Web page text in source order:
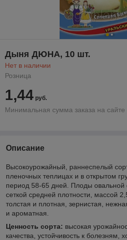
Дыня ДЮНА, 10 шт.
Нет в наличии
Розница
1,44 руб.
Минимальная сумма заказа на
Описание
Высокоурожайный, раннеспелый
пленочных теплицах и в открытом
период 58-65 дней. Плоды
сеткой средней плотности, массой
толстая и плотная, зернистая,
и ароматная.
Ценность сорта: высокая
качества, устойчивость к болезням,